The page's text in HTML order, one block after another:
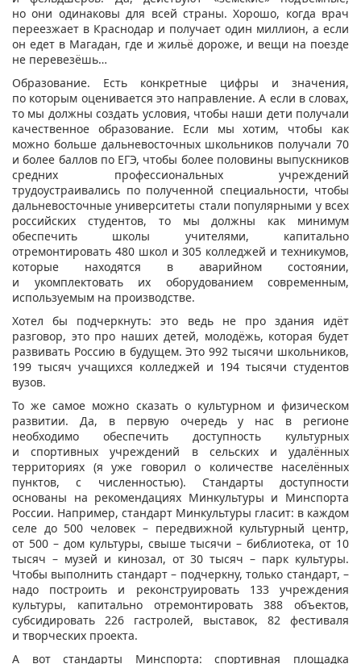
но они одинаковы для всей страны. Хорошо, когда врач
переезжает в Краснодар и получает один миллион, а если
он едет в Магадан, где и жильё дороже, и вещи на поезде
не перевезёшь…
Образование. Есть конкретные цифры и значения,
по которым оценивается это направление. А если в словах,
то мы должны создать условия, чтобы наши дети получали
качественное образование. Если мы хотим, чтобы как
можно больше дальневосточных школьников получали 70
и более баллов по ЕГЭ, чтобы более половины выпускников
средних профессиональных учреждений
трудоустраивались по полученной специальности, чтобы
дальневосточные университеты стали популярными у всех
российских студентов, то мы должны как минимум
обеспечить школы учителями, капитально
отремонтировать 480 школ и 305 колледжей и техникумов,
которые находятся в аварийном состоянии,
и укомплектовать их оборудованием современным,
используемым на производстве.
Хотел бы подчеркнуть: это ведь не про здания идёт
разговор, это про наших детей, молодёжь, которая будет
развивать Россию в будущем. Это 992 тысячи школьников,
199 тысяч учащихся колледжей и 194 тысячи студентов
вузов.
То же самое можно сказать о культурном и физическом
развитии. Да, в первую очередь у нас в регионе
необходимо обеспечить доступность культурных
и спортивных учреждений в сельских и удалённых
территориях (я уже говорил о количестве населённых
пунктов, с численностью). Стандарты доступности
основаны на рекомендациях Минкультуры и Минспорта
России. Например, стандарт Минкультуры гласит: в каждом
селе до 500 человек – передвижной культурный центр,
от 500 – дом культуры, свыше тысячи – библиотека, от 10
тысяч – музей и кинозал, от 30 тысяч – парк культуры.
Чтобы выполнить стандарт – подчеркну, только стандарт, –
надо построить и реконструировать 133 учреждения
культуры, капитально отремонтировать 388 объектов,
субсидировать 226 гастролей, выставок, 82 фестиваля
и творческих проекта.
А вот стандарты Минспорта: спортивная площадка